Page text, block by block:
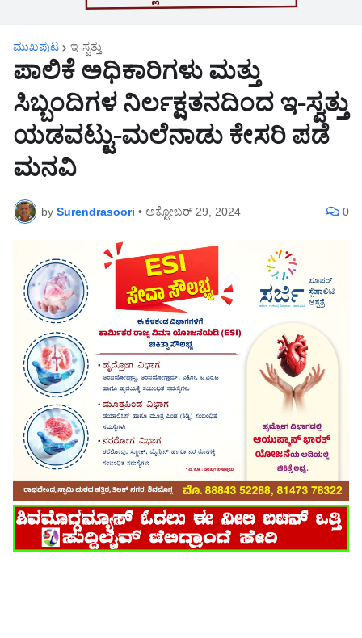
ಮುಖಪುಟ ಇ-ಸ್ವತ್ತು
ಪಾಲಿಕೆ ಅಧಿಕಾರಿಗಳು ಮತ್ತು
ಸಿಬ್ಬಂದಿಗಳ ನಿರ್ಲಕ್ಷತನದಿಂದ ಇ-ಸ್ವತ್ತು
ಯಡವಟ್ಟು-ಮಲೆನಾಡು ಕೇಸರಿ ಪಡೆ
ಮನವಿ
by Surendrasoori • ಅಕ್ಟೋಬರ್ 29, 2024 0